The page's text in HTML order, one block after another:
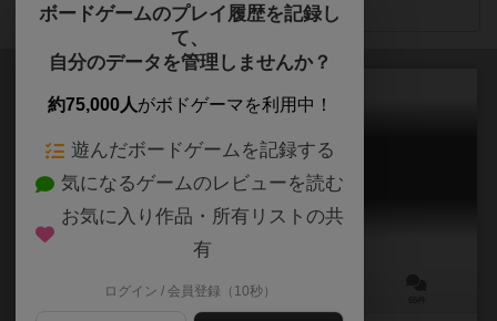
検索メニュー
それはオレの魚だ！
Packeis am Pol / Hey, That's My Fish!
20分前後
ボードゲームのプレイ履歴を記録し
て、
自分のデータを管理しませんか？
約75,000人がボドゲーマを利用中！
遊んだボードゲームを記録する
気になるゲームのレビューを読む
お気に入り作品・所有リストの共
有
ログイン / 会員登録（10秒）